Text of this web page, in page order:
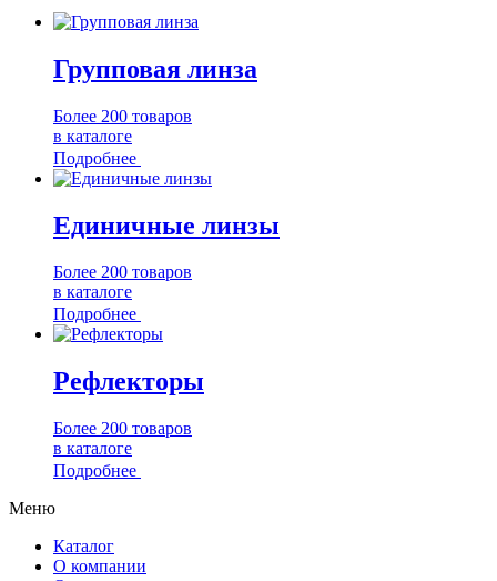
Групповая линза
Более 200 товаров
в каталоге
Подробнее
Единичные линзы
Более 200 товаров
в каталоге
Подробнее
Рефлекторы
Более 200 товаров
в каталоге
Подробнее
Меню
Каталог
О компании